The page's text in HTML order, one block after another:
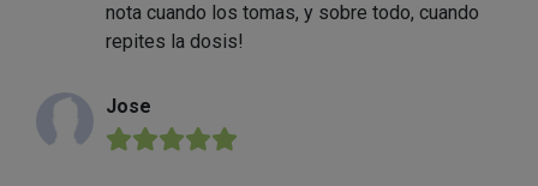
nota cuando los tomas, y sobre todo, cuando
repites la dosis!
Jose
★★★★★